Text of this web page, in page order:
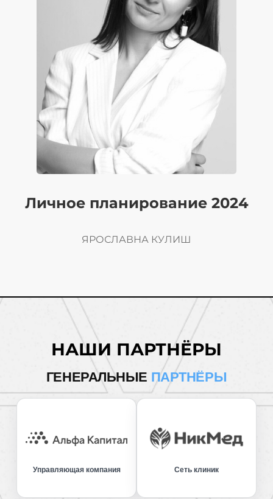
Личное планирование 2024
ЯРОСЛАВНА КУЛИШ
НАШИ ПАРТНЁРЫ
ГЕНЕРАЛЬНЫЕ ПАРТНЁРЫ
Управляющая компания Сеть клиник